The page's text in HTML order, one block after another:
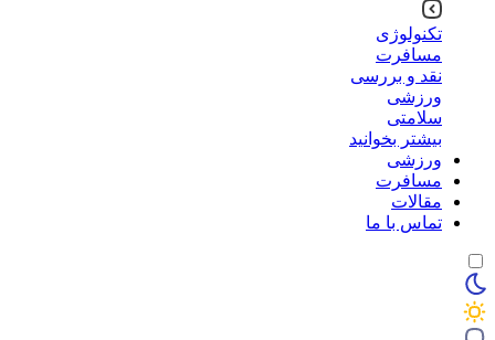
تکنولوژی
مسافرت
نقد و بررسی
ورزشی
سلامتی
بیشتر بخوانید
ورزشی
مسافرت
مقالات
تماس با ما